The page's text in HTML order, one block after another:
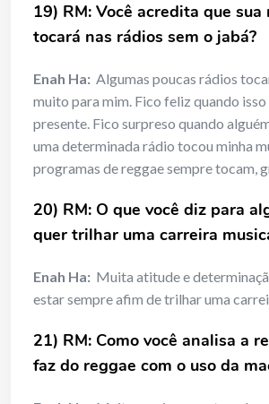
19) RM: Você acredita que sua
tocará nas rádios sem o jabá?
Enah Ha: Algumas poucas rádios
muito para mim. Fico feliz quando isso
presente. Fico surpreso quando
uma determinada rádio tocou minha
programas de reggae sempre tocam,
20) RM: O que você diz para
quer trilhar uma carreira
Enah Ha: Muita atitude e
estar sempre afim de trilhar uma
21) RM: Como você analisa a
faz do reggae com o uso da